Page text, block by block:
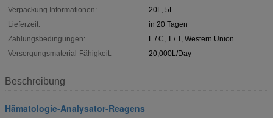
Verpackung Informationen:
20L, 5L
Lieferzeit:
in 20 Tagen
Zahlungsbedingungen:
L / C, T / T, Western Union
Versorgungsmaterial-Fähigkeit:
20,000L/Day
Beschreibung
Hämatologie-Analysator-Reagens